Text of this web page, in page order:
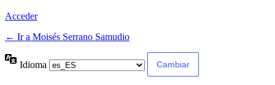
Acceder
← Ir a Moisés Serrano Samudio
Idioma